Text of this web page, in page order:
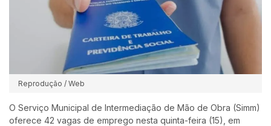
Reprodução / Web
O Serviço Municipal de Intermediação de Mão de Obra (Simm)
oferece 42 vagas de emprego nesta quinta-feira (15), em